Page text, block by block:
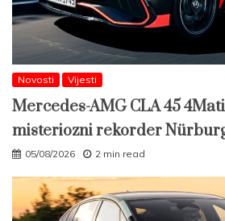
Novosti Vijesti
Mercedes-AMG CLA 45
misteriozni rekorder
05/08/2026 2 min read